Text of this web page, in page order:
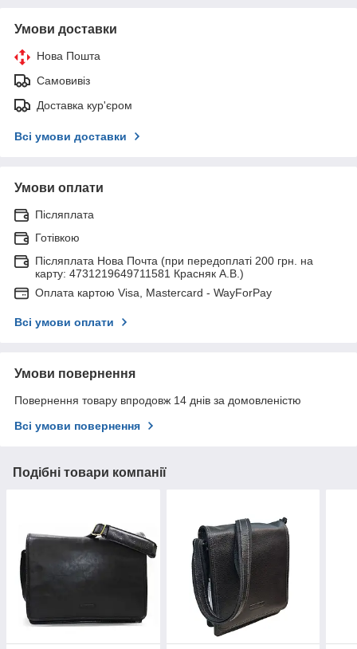
Умови доставки
Нова Пошта
Самовивіз
Доставка кур'єром
Всі умови доставки
Умови оплати
Післяплата
Готівкою
Післяплата Нова Почта (при передоплаті 200 грн. на
карту: 4731219649711581 Красняк А.В.)
Оплата картою Visa, Mastercard - WayForPay
Всі умови оплати
Умови повернення
Повернення товару впродовж 14 днів за домовленістю
Всі умови повернення
Подібні товари компанії